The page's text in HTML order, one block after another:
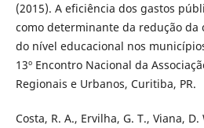
(2015). A eficiência dos gastos
como determinante da redução da
do nível educacional nos
13º Encontro Nacional da
Regionais e Urbanos, Curitiba, PR.
Costa, R. A., Ervilha, G. T., Viana, D.